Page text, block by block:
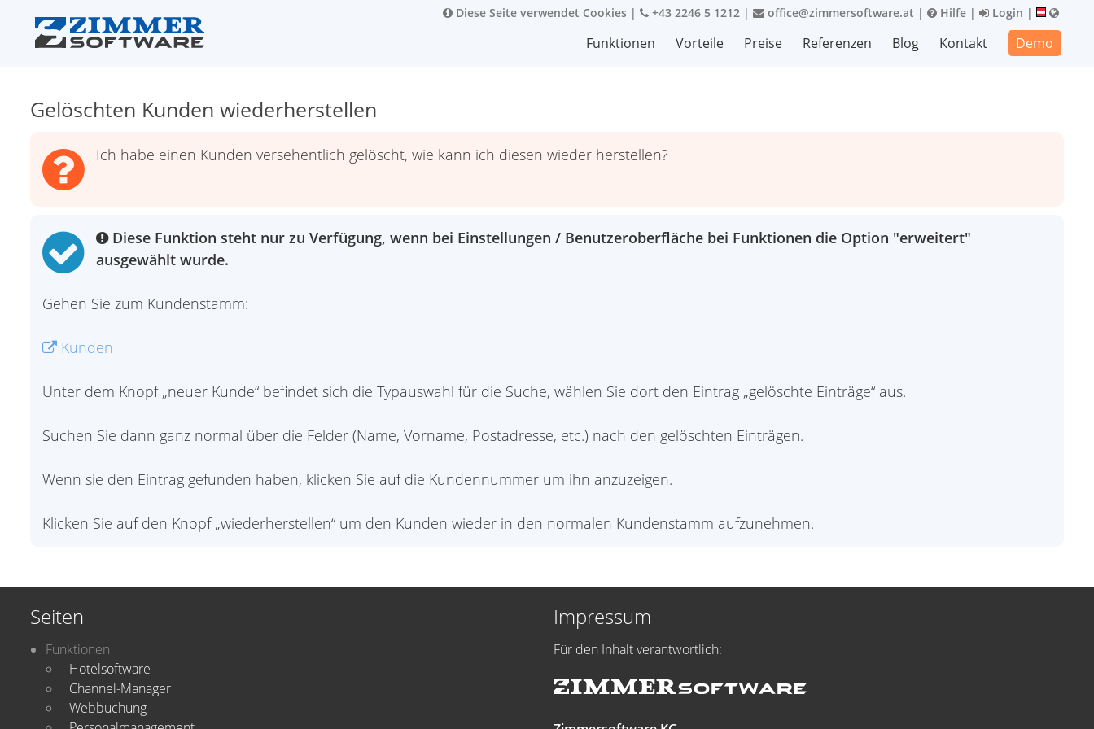
Diese Seite verwendet Cookies | +43 2246 5 1212 | office@zimmersoftware.at | Hilfe | Login |
Funktionen Vorteile Preise Referenzen Blog Kontakt Demo
Gelöschten Kunden wiederherstellen
Ich habe einen Kunden versehentlich gelöscht, wie kann ich diesen wieder herstellen?
Diese Funktion steht nur zu Verfügung, wenn bei Einstellungen / Benutzeroberfläche bei Funktionen die Option "erweitert"
ausgewählt wurde.
Gehen Sie zum Kundenstamm:
Kunden
Unter dem Knopf „neuer Kunde“ befindet sich die Typauswahl für die Suche, wählen Sie dort den Eintrag „gelöschte Einträge“ aus.
Suchen Sie dann ganz normal über die Felder (Name, Vorname, Postadresse, etc.) nach den gelöschten Einträgen.
Wenn sie den Eintrag gefunden haben, klicken Sie auf die Kundennummer um ihn anzuzeigen.
Klicken Sie auf den Knopf „wiederherstellen“ um den Kunden wieder in den normalen Kundenstamm aufzunehmen.
Seiten
Funktionen
Hotelsoftware
Channel-Manager
Webbuchung
Impressum
Für den Inhalt verantwortlich: